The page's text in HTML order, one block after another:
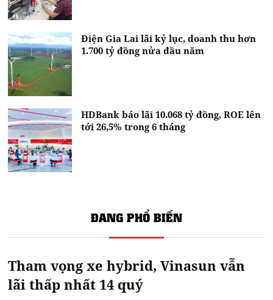
Điện Gia Lai lãi kỷ lục, doanh thu hơn
1.700 tỷ đồng nửa đầu năm
HDBank báo lãi 10.068 tỷ đồng, ROE lên
tới 26,5% trong 6 tháng
ĐANG PHỔ BIẾN
Tham vọng xe hybrid, Vinasun vẫn
lãi thấp nhất 14 quý